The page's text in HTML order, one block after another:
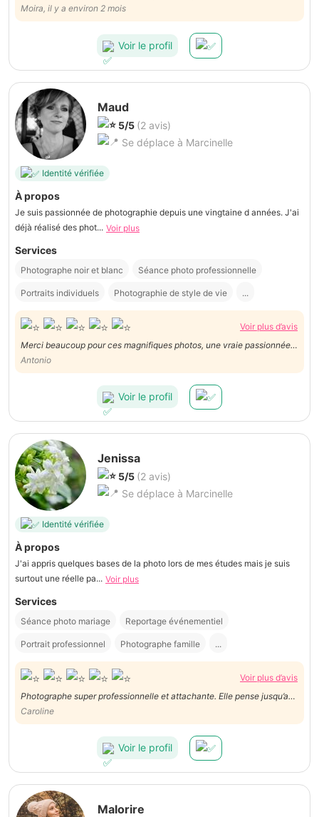
maquillage au photos dans la communes de fosses. Dans votre
investiment dans la préparation. Les filles et la futurs mariée vous
remercie de votre disponibilité et de votre bienveillance.
Moira, il y a environ 2 mois
Voir le profil
Maud
5/5 (2 avis)
Se déplace à Marcinelle
Identité vérifiée
À propos
Je suis passionnée de photographie depuis une vingtaine d années. J'ai
déjà réalisé des phot... Voir plus
Services
Photographe noir et blanc Séance photo professionnelle
Portraits individuels Photographie de style de vie ...
Voir plus d’avis
Merci beaucoup pour ces magnifiques photos, une vraie passionnée
qui sait capturer les émotions et sublimer chaque instant comme une
professionnelle, et un excellent rapport qualité/prix. Je recommande
Antonio
Voir le profil
Jenissa
5/5 (2 avis)
Se déplace à Marcinelle
Identité vérifiée
À propos
J'ai appris quelques bases de la photo lors de mes études mais je suis
surtout une réelle pa... Voir plus
Services
Séance photo mariage Reportage événementiel
Portrait professionnel Photographe famille ...
Voir plus d’avis
Photographe super professionnelle et attachante. Elle pense jusqu’au
petit détail. Nous n’hésiterons pas à faire de nouveau appel à ses
services!
Caroline
Voir le profil
Malorire